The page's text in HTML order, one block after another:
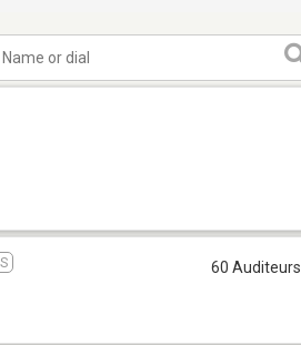
60 Auditeurs